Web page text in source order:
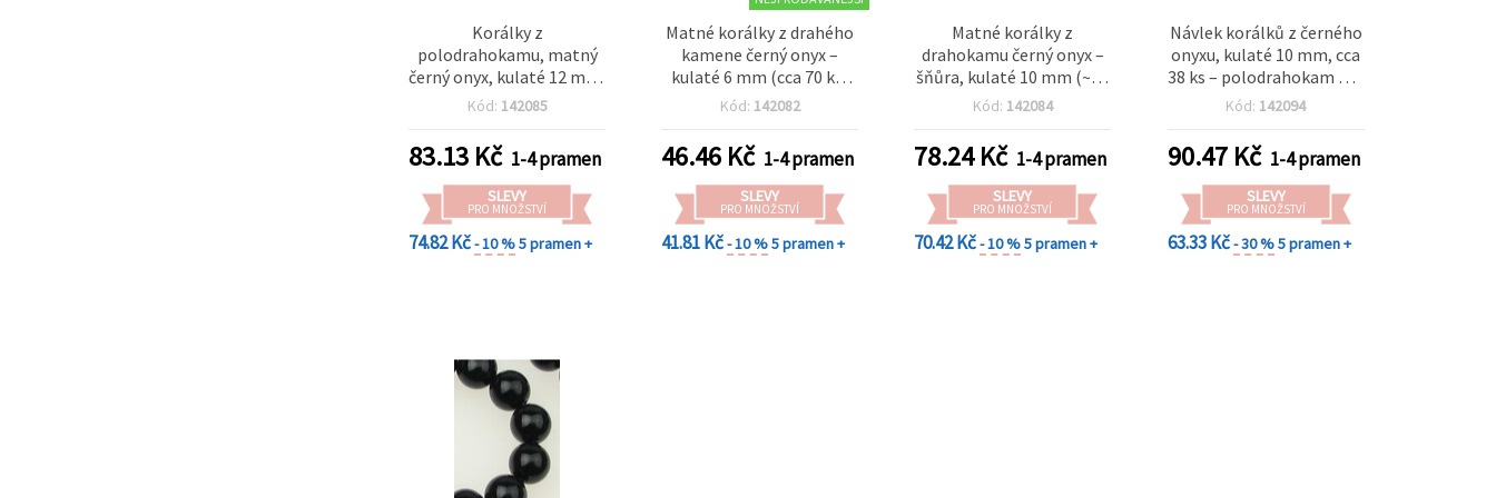
Korálky z
polodrahokamu, matný
černý onyx, kulaté 12 mm,
návlek ~33 ks
Kód: 142085
83.13 Kč 1-4 pramen
SLEVY
PRO MNOŽSTVÍ
74.82 Kč- 10 %5 pramen +
Matné korálky z drahého
kamene černý onyx –
kulaté 6 mm (cca 70 ks)
na výrobu nadčasových a
Kód: 142082
46.46 Kč 1-4 pramen
SLEVY
PRO MNOŽSTVÍ
41.81 Kč- 10 %5 pramen +
Matné korálky z
drahokamu černý onyx –
šňůra, kulaté 10 mm (~39
ks) na moderní výrazné
Kód: 142084
78.24Kč 1-4 pramen
SLEVY
PRO MNOŽSTVÍ
70.42 Kč- 10 %5 pramen +
Návlek korálků z černého
onyxu, kulaté 10 mm, cca
38 ks – polodrahokam pro
výrobu šperků,
Kód: 142094
90.47Kč 1-4 pramen
SLEVY
PRO MNOŽSTVÍ
63.33 Kč- 30 %5 pramen +